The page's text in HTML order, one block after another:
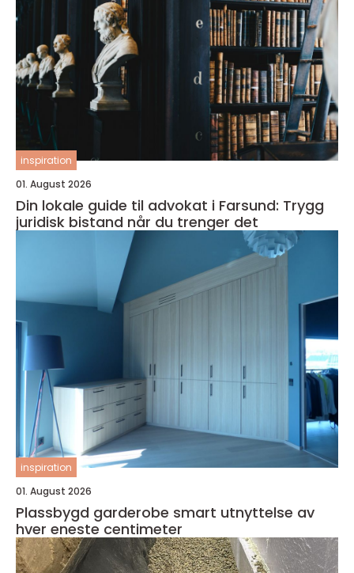
inspiration
01. August 2026
Din lokale guide til advokat i Farsund: Trygg
juridisk bistand når du trenger det
inspiration
01. August 2026
Plassbygd garderobe smart utnyttelse av
hver eneste centimeter